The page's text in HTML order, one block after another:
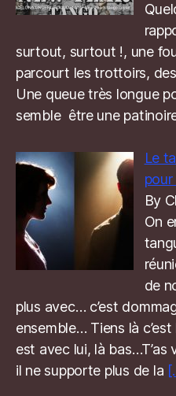
surtout, surtout !, une
parcourt les trottoirs,
Une queue très longue
semble être une
Le
By
On
de
plus avec… c’est
ensemble… Tiens là
est avec lui, là bas…T’as
il ne supporte plus de la